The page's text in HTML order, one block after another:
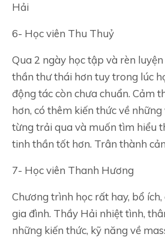
Hải
6- Học viên Thu Thuỷ
Qua 2 ngày học tập và rèn
thần thư thái hơn tuy trong lúc
động tác còn chưa chuẩn. Cảm
hơn, có thêm kiến thức về
từng trải qua và muốn tìm hiểu
tinh thần tốt hơn. Trân thành
7- Học viên Thanh Hương
Chương trình học rất hay, bổ
gia đình. Thầy Hải nhiệt tình,
những kiến thức, kỹ năng về